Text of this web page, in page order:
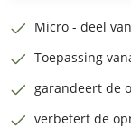
Micro - deel
Toepassing
garandeert de
verbetert de